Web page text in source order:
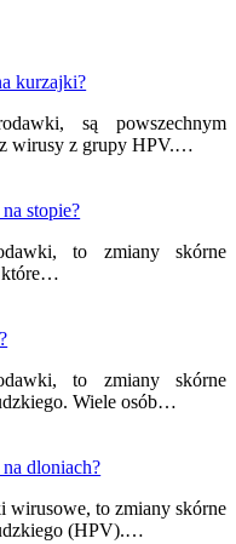
kurzajki?
są powszechnym
wirusy z grupy HPV.…
stopie?
to zmiany skórne
które…
to zmiany skórne
Wiele osób…
dloniach?
wirusowe, to zmiany skórne
(HPV).…